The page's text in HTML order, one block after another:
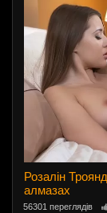
Розалін
алмазах
56301 переглядів